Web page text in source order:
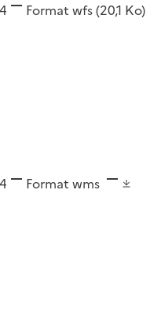
Format wfs(20,1 Ko)
Format wms